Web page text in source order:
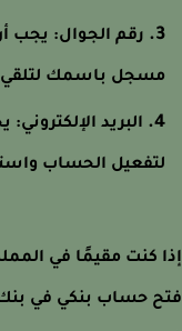
رقم الجوال: يجب
باسمك لتلقي
البريد الإلكتروني:
الحساب
كنت مقيمًا في
حساب بنكي في بنك